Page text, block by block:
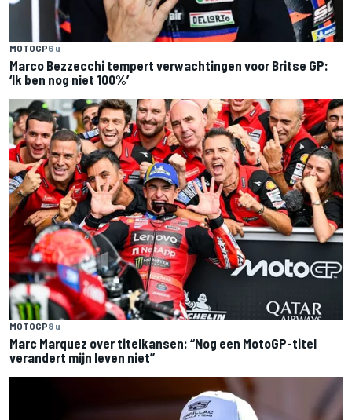
MOTOGP6 u
Marco Bezzecchi tempert verwachtingen voor Britse GP:
‘Ik ben nog niet 100%’
MOTOGP8 u
Marc Marquez over titelkansen: “Nog een MotoGP-titel
verandert mijn leven niet”